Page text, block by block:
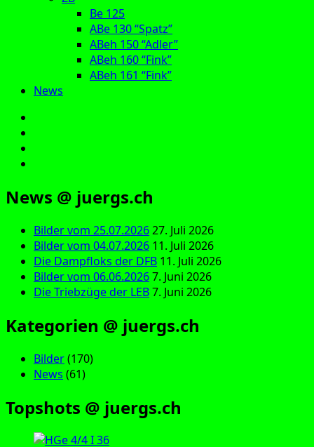
Be 125
ABe 130 “Spatz”
ABeh 150 “Adler”
ABeh 160 “Fink”
ABeh 161 “Fink”
News
News @ juergs.ch
Bilder vom 25.07.202627. Juli 2026
Bilder vom 04.07.2026 11. Juli 2026
Die Dampfloks der DFB 11. Juli 2026
Bilder vom 06.06.20267. Juni 2026
Die Triebzüge der LEB7. Juni 2026
Kategorien @ juergs.ch
Bilder(170)
News (61)
Topshots @ juergs.ch